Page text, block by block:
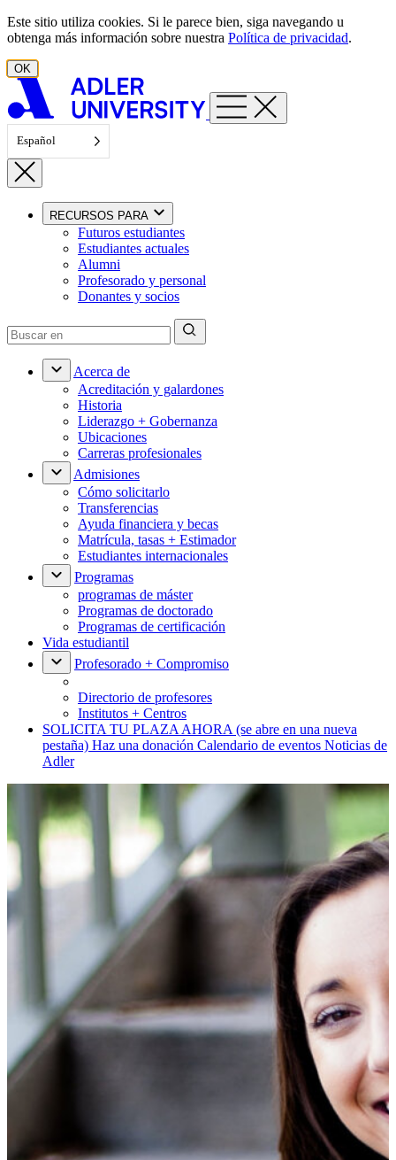
Ir al contenido
Este sitio utiliza cookies. Si le parece bien, siga navegando u
obtenga más información sobre nuestra Política de privacidad.
OK
Español
RECURSOS PARA
Futuros estudiantes
Estudiantes actuales
Alumni
Profesorado y personal
Donantes y socios
Acerca de
Acreditación y galardones
Historia
Liderazgo + Gobernanza
Ubicaciones
Carreras profesionales
Admisiones
Cómo solicitarlo
Transferencias
Ayuda financiera y becas
Matrícula, tasas + Estimador
Estudiantes internacionales
Programas
programas de máster
Programas de doctorado
Programas de certificación
Vida estudiantil
Profesorado + Compromiso
Directorio de profesores
Institutos + Centros
SOLICITA TU PLAZA AHORA (se abre en una nueva
pestaña) Haz una donación Calendario de eventos Noticias de
Adler